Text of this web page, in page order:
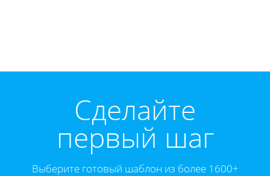
Cделайте
первый шаг
Выберите готовый шаблон из более 1600+